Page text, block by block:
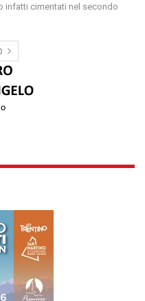
infatti cimentati nel secondo